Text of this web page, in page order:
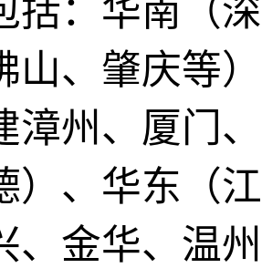
括：华南（
山、肇庆等
漳州、厦门
）、华东（
、金华、温